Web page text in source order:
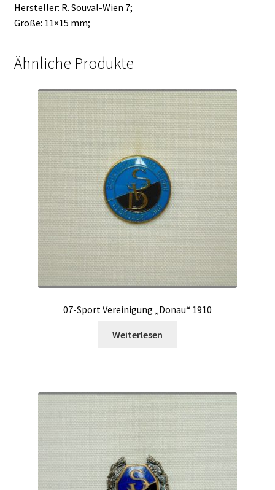
Hersteller: R. Souval-Wien 7;
Größe: 11×15 mm;
Ähnliche Produkte
07-Sport Vereinigung „Donau“ 1910
Weiterlesen